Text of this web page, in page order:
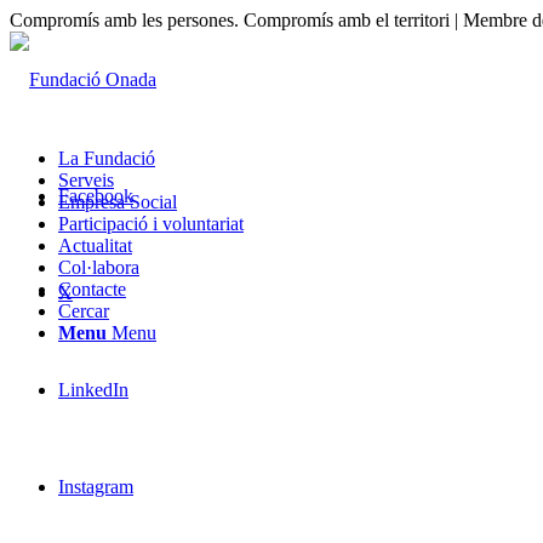
Compromís amb les persones. Compromís amb el territori | Membre
Facebook
X
LinkedIn
Instagram
La Fundació
Serveis
Empresa Social
Participació i voluntariat
Actualitat
Col·labora
Contacte
Cercar
Menu Menu